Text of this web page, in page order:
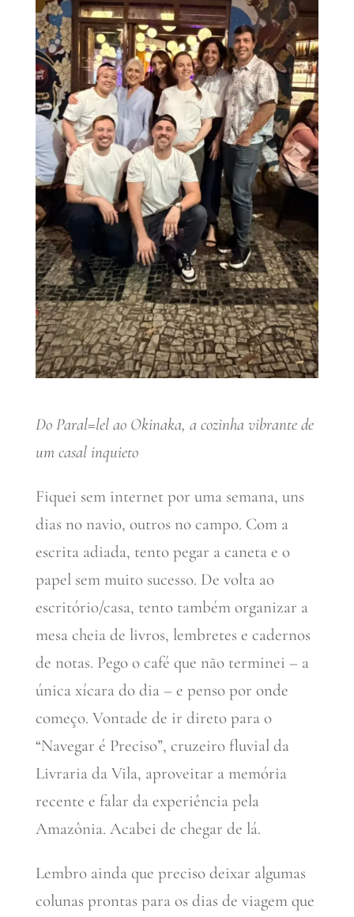
Do Paral=lel ao Okinaka, a cozinha vibrante de
um casal inquieto
Fiquei sem internet por uma semana, uns
dias no navio, outros no campo. Com a
escrita adiada, tento pegar a caneta e o
papel sem muito sucesso. De volta ao
escritório/casa, tento também organizar a
mesa cheia de livros, lembretes e cadernos
de notas. Pego o café que não terminei – a
única xícara do dia – e penso por onde
começo. Vontade de ir direto para o
“Navegar é Preciso”, cruzeiro fluvial da
Livraria da Vila, aproveitar a memória
recente e falar da experiência pela
Amazônia. Acabei de chegar de lá.
Lembro ainda que preciso deixar algumas
colunas prontas para os dias de viagem que